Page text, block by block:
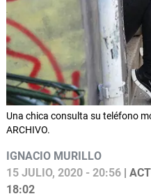
Una chica consulta su teléfono
ARCHIVO.
IGNACIO MURILLO
15 JULIO, 2020 - 20:56 |
18:02